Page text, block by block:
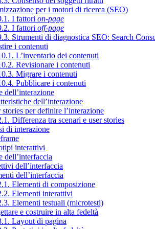
per i motori di ricerca (SEO)
I fattori on-page
I fattori off-page
Strumenti di diagnostica SEO: Search
i contenuti
L’inventario dei contenuti
Revisionare i contenuti
Migrare i contenuti
Pubblicare i contenuti
dell’interazione
dell’interazione
stories per definire l’interazione
Differenza tra scenari e user stories
di interazione
interattivi
dell’interfaccia
dell’interfaccia
dell’interfaccia
Elementi di composizione
Elementi interattivi
Elementi testuali (microtesti)
e costruire in alta fedeltà
Layout di pagina